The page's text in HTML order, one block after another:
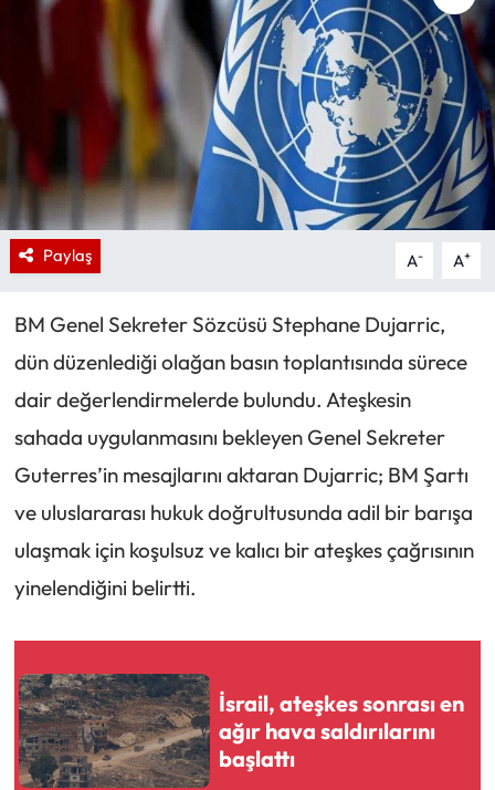
Paylaş A- A+
BM Genel Sekreter Sözcüsü Stephane Dujarric,
dün düzenlediği olağan basın toplantısında sürece
dair değerlendirmelerde bulundu. Ateşkesin
sahada uygulanmasını bekleyen Genel Sekreter
Guterres’in mesajlarını aktaran Dujarric; BM Şartı
ve uluslararası hukuk doğrultusunda adil bir barışa
ulaşmak için koşulsuz ve kalıcı bir ateşkes çağrısının
yinelendiğini belirtti.
İsrail, ateşkes sonrası en
ağır hava saldırılarını
başlattı